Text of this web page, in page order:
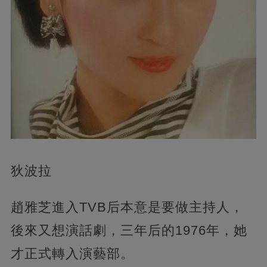
狄波拉
趙雅芝進入TVB后本意是要做主持人，
後來又想演話劇，三年后的1976年，她
才正式轉入演藝部。